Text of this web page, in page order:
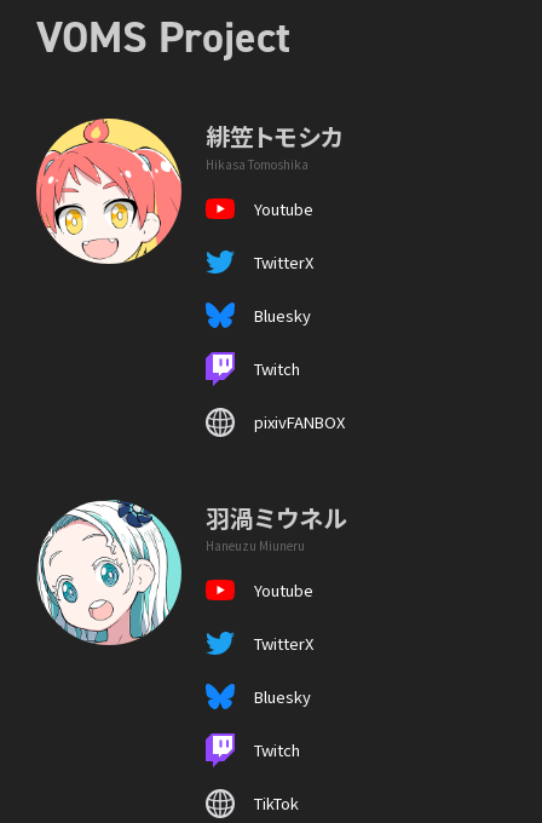
VOMS Project
緋笠トモシカ
Hikasa Tomoshika
Youtube
TwitterX
Bluesky
Twitch
pixivFANBOX
羽渦ミウネル
Haneuzu Miuneru
Youtube
TwitterX
Bluesky
Twitch
TikTok